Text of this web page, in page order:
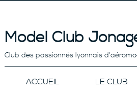
Model Club
Club des passionnés lyonnais
ACCUEIL LE CLUB